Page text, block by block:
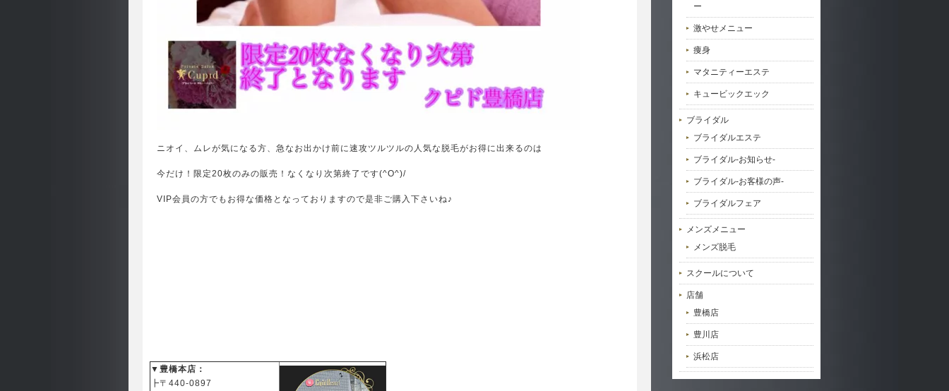
ニオイ、ムレが気になる方、急なお出かけ前に速攻ツルツルの人気な脱毛がお得に出来るのは
今だけ！限定20枚のみの販売！なくなり次第終了です(^O^)/
VIP会員の方でもお得な価格となっておりますので是非ご購入下さいね♪
▼豊橋本店：
┣〒440-0897
ー
激やせメニュー
痩身
マタニティーエステ
キュービックエック
ブライダル
ブライダルエステ
ブライダル-お知らせ-
ブライダル-お客様の声-
ブライダルフェア
メンズメニュー
メンズ脱毛
スクールについて
店舗
豊橋店
豊川店
浜松店